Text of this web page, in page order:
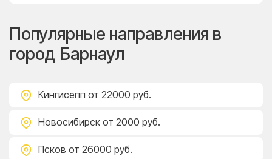
Популярные направления в
город Барнаул
Кингисепп от 22000 руб.
Новосибирск от 2000 руб.
Псков от 26000 руб.